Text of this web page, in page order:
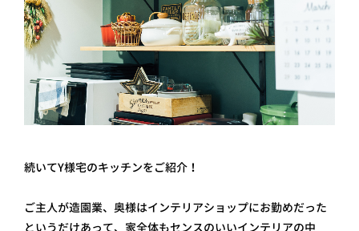
続いてY様宅のキッチンをご紹介！
ご主人が造園業、奥様はインテリアショップにお勤めだった
というだけあって、家全体もセンスのいいインテリアの中